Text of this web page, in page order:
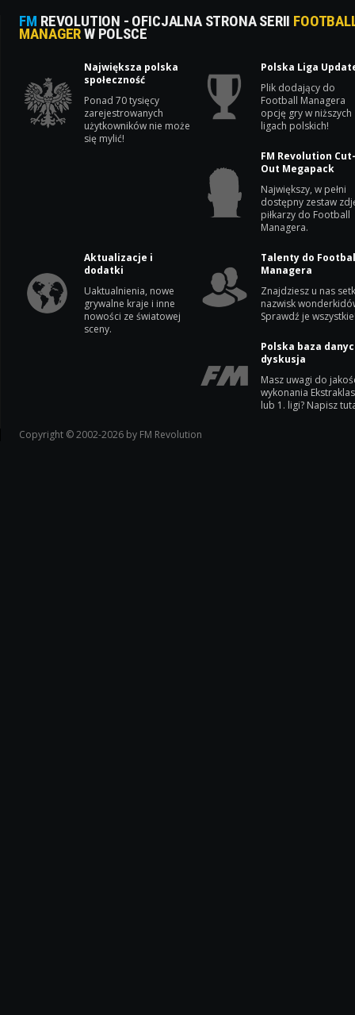
FM REVOLUTION - OFICJALNA STRONA SERII
MANAGERW POLSCE
Największa polska
społeczność
Ponad 70 tysięcy
zarejestrowanych
użytkowników nie może
się mylić!
Polska Liga
Plik dodający do
Football Managera
opcję gry w niższych
ligach polskich!
FM Revolution
Out Megapack
Największy, w pełni
dostępny zestaw
piłkarzy do Football
Managera.
Aktualizacje i
dodatki
Uaktualnienia, nowe
grywalne kraje i inne
nowości ze światowej
sceny.
Talenty do
Managera
Znajdziesz u nas
nazwisk
Sprawdź je
Polska baza
dyskusja
Masz uwagi do
wykonania
lub 1. ligi? Napisz
Copyright © 2002-2026 by FM Revolution